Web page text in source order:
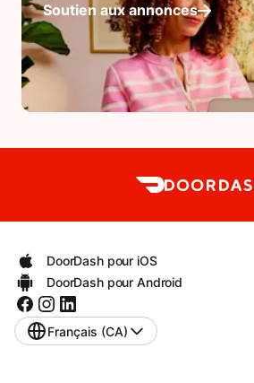
Soutien aux annonces
DoorDash pour iOS
DoorDash pour Android
Français (CA)